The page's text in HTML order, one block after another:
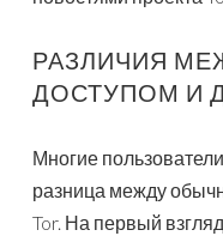
РАЗЛИЧИЯ
ДОСТУПОМ И
Многие
разница между
Tor. На первый